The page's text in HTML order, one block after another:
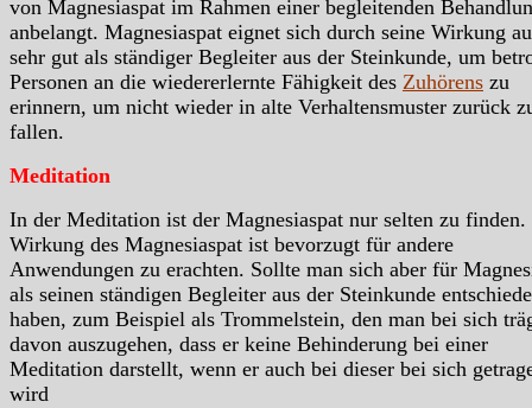
von Magnesiaspat im Rahmen einer begleitenden
anbelangt. Magnesiaspat eignet sich durch seine Wirkung
sehr gut als ständiger Begleiter aus der Steinkunde, um
Personen an die wiedererlernte Fähigkeit des Zuhörens zu
erinnern, um nicht wieder in alte Verhaltensmuster zurück
fallen.
Meditation
In der Meditation ist der Magnesiaspat nur selten zu
Wirkung des Magnesiaspat ist bevorzugt für andere
Anwendungen zu erachten. Sollte man sich aber für
als seinen ständigen Begleiter aus der Steinkunde
haben, zum Beispiel als Trommelstein, den man bei sich
davon auszugehen, dass er keine Behinderung bei einer
Meditation darstellt, wenn er auch bei dieser bei sich
wird